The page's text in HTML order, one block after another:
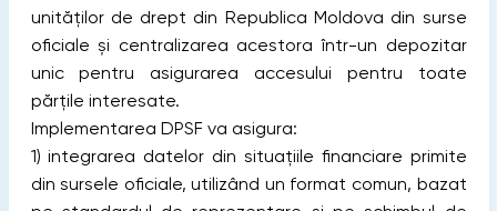
unităților de drept din Republica Moldova din surse
oficiale și centralizarea acestora într-un depozitar
unic pentru asigurarea accesului pentru toate
părțile interesate.
Implementarea DPSF va asigura:
1) integrarea datelor din situațiile financiare primite
din sursele oficiale, utilizând un format comun, bazat